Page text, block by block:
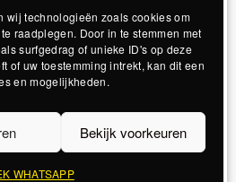
wij technologieën zoals cookies om
raadplegen. Door in te stemmen met
surfgedrag of unieke ID's op deze
of uw toestemming intrekt, kan dit een
en mogelijkheden.
Bekijk voorkeuren
WHATSAPP